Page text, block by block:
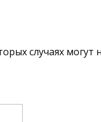
случаях